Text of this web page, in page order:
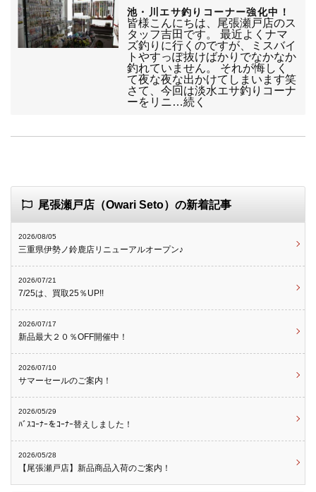
池・川エサ釣りコーナー強化中！
皆様こんにちは、尾張瀬戸店のス
タッフ吉田です。 最近よくナマ
ズ釣りに行くのですが、ミスバイ
トやすっぽ抜けばかりでなかなか
釣れていません。 それが悔しく
て夜な夜な出かけてしまいます笑
さて、今回は淡水エサ釣りコーナ
ーをリニ…続く
尾張瀬戸店（Owari Seto）の新着記事
2026/08/05
三重県伊勢ノ鈴鹿店リニューアルオープン♪
2026/07/21
7/25は、買取25％UP!!
2026/07/17
新品最大２０％OFF開催中！
2026/07/10
サマーセールのご案内！
2026/05/29
ﾊﾞｽｺｰﾅｰをｺｰﾅｰ替えしました！
2026/05/28
【尾張瀬戸店】新品商品入荷のご案内！